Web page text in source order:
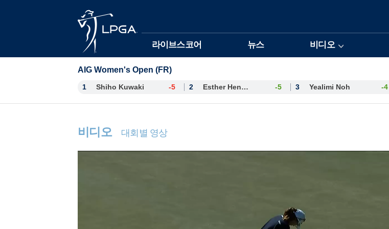
라이브스코어 뉴스 비디오
AIG Women's Open (FR)
1 Shiho Kuwaki -5 2 Esther Henseleit -5 3 Yealimi Noh -4
비디오 대회별 영상